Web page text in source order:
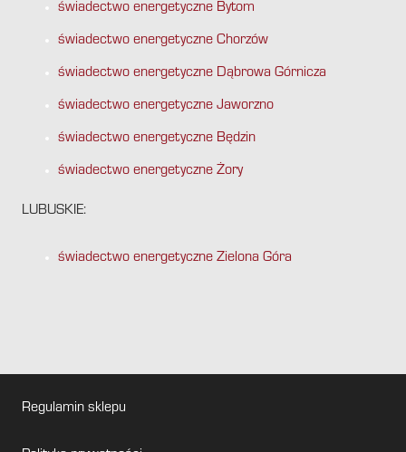
świadectwo energetyczne Bytom
świadectwo energetyczne Chorzów
świadectwo energetyczne Dąbrowa Górnicza
świadectwo energetyczne Jaworzno
świadectwo energetyczne Będzin
świadectwo energetyczne Żory
LUBUSKIE:
świadectwo energetyczne Zielona Góra
Regulamin sklepu